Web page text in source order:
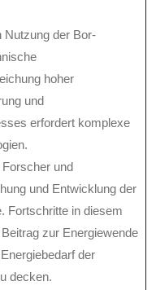
Nutzung der Bor-
hoher
und
erfordert komplexe
und
und Entwicklung der
Fortschritte in diesem
zur Energiewende
der
decken.